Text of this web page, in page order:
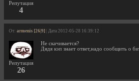
Репутация
4
От: armenis [26|9] | Дата 2012-05-28 16:39:12
Репутация
26
Не скачивается?
Дядя кэп знает ответ,надо сообщить о